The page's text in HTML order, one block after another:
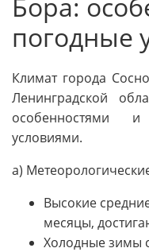
Бора:
погодные
Климат города
Ленинградской
особенностями
условиями.
а)
Высокие
месяцы,
Холодные зимы